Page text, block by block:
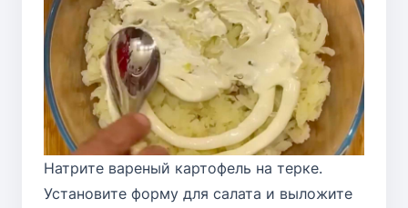
Натрите вареный картофель на терке.
Установите форму для салата и выложите